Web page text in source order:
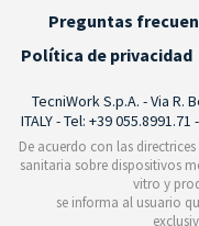
Preguntas
Política de privacidad
TecniWork S.p.A. - Via R.
ITALY - Tel: +39
De acuerdo con las
sanitaria sobre dispositivos
vitro y
se informa al usuario